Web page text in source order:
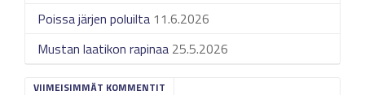
Poissa järjen poluilta 11.6.2026
Mustan laatikon rapinaa 25.5.2026
VIIMEISIMMÄT KOMMENTIT